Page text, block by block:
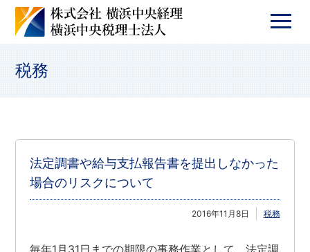
税務
法定調書や給与支払報告書を提出しなかった
場合のリスクについて
2016年11月8日 税務
毎年1月31日までの期限の事務作業として、法定調